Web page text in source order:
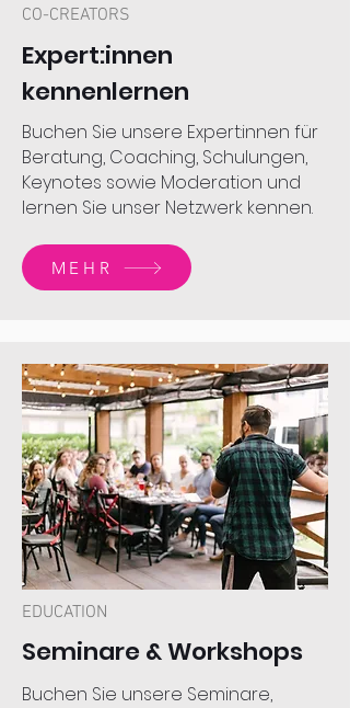
CO-CREATORS
Expert:innen
kennenlernen
Buchen Sie unsere Expert:innen für
Beratung, Coaching, Schulungen,
Keynotes sowie Moderation und
lernen Sie unser Netzwerk kennen.
MEHR
EDUCATION
Seminare & Workshops
Buchen Sie unsere Seminare,